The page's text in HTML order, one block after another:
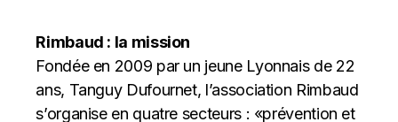
Rimbaud : la mission
Fondée en 2009 par un jeune Lyonnais de 22
ans, Tanguy Dufournet, l’association Rimbaud
s’organise en quatre secteurs : «prévention et